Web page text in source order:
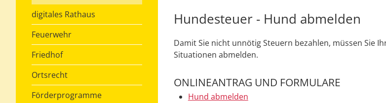
digitales Rathaus
Feuerwehr
Friedhof
Ortsrecht
Förderprogramme
Hundesteuer - Hund abmelden
Damit Sie nicht unnötig Steuern bezahlen, müssen Sie
Situationen abmelden.
ONLINEANTRAG UND FORMULARE
Hund abmelden